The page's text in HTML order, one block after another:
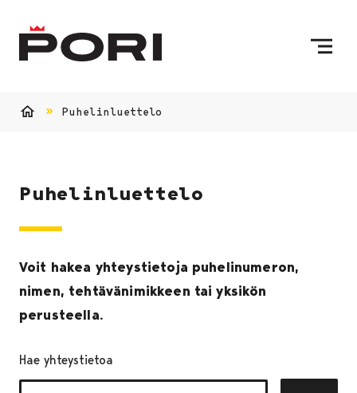
Puhelinluettelo
Puhelinluettelo
Voit hakea yhteystietoja puhelinumeron,
nimen, tehtävänimikkeen tai yksikön
perusteella.
Hae yhteystietoa